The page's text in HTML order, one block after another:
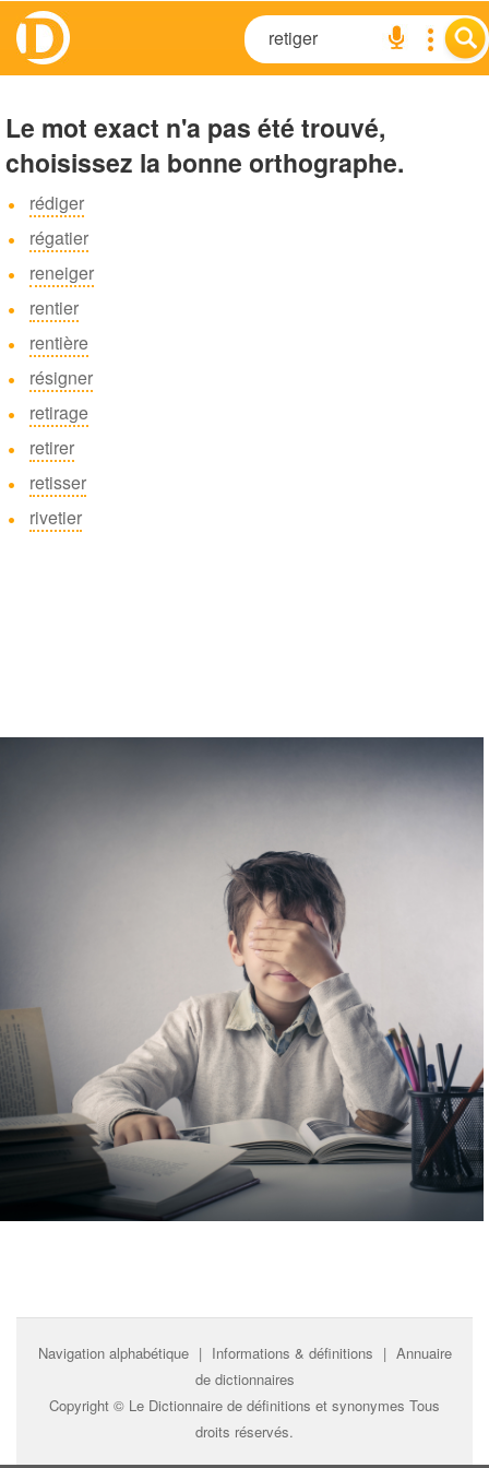
Le mot exact n'a pas été trouvé,
choisissez la bonne orthographe.
rédiger
régatier
reneiger
rentier
rentière
résigner
retirage
retirer
retisser
rivetier
Navigation alphabétique | Informations & définitions | Annuaire
de dictionnaires
Copyright © Le Dictionnaire de définitions et synonymes Tous
droits réservés.